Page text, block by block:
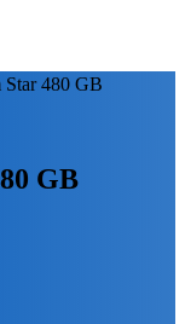
Star 480 GB
GB